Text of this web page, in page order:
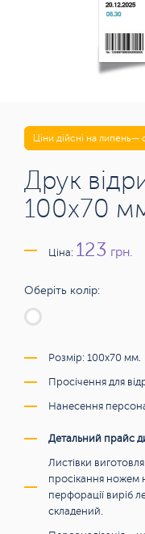
Ціни дійсні на
Друк
100х70
Ціна: 123 грн.
Оберіть колір:
Розмір: 100х70 мм.
Просічення для
Нанесення
Детальний прайс
Листівки
просікання ножем
перфорації виріб
складений.